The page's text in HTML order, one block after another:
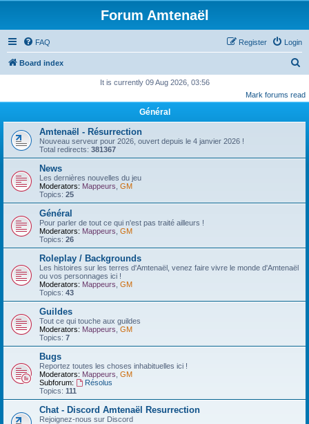
Forum Amtenaël
FAQ Login
Register
Board index
a
It is currently 09 Aug 2026, 03:56
Mark forums read
Général
Amtenaël - Résurrection
Nouveau serveur pour 2026, ouvert depuis le 4 janvier 2026 !
Total redirects: 381367
News
Les dernières nouvelles du jeu
Moderators: Mappeurs GM
Topics: 25
Général
Pour parler de tout ce qui n'est pas traité ailleurs !
Moderators: Mappeurs GM
Topics: 26
Roleplay / Backgrounds
Les histoires sur les terres d'Amtenaël, venez faire vivre le monde d'Amtenaël
ou vos personnages ici !
Moderators: Mappeurs GM
Topics: 43
Guildes
Tout ce qui touche aux guildes
Moderators: Mappeurs GM
Topics: 7
Bugs
Reportez toutes les choses inhabituelles ici !
Moderators: Mappeurs GM
Subforum:
Résolus
Topics: 111
Chat - Discord Amtenaël Resurrection
Rejoignez-nous sur Discord